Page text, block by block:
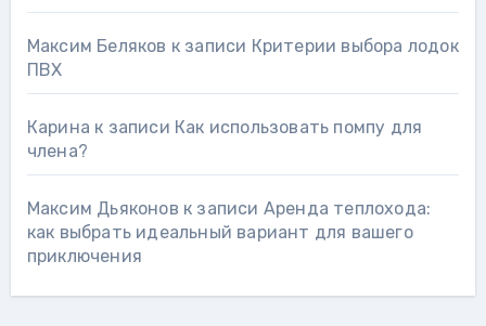
Максим Беляков к записи Критерии выбора лодок
ПВХ
Карина к записи Как использовать помпу для
члена?
Максим Дьяконов к записи Аренда теплохода:
как выбрать идеальный вариант для вашего
приключения